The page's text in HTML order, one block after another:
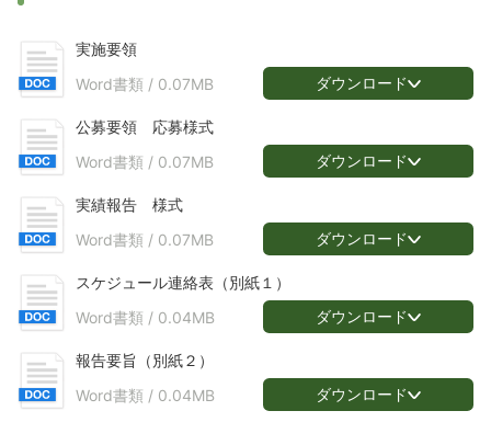
実施要領
Word書類 / 0.07MB ダウンロード
公募要領 応募様式
Word書類 / 0.07MB ダウンロード
実績報告 様式
Word書類 / 0.07MB ダウンロード
スケジュール連絡表（別紙１）
Word書類 / 0.04MB ダウンロード
報告要旨（別紙２）
Word書類 / 0.04MB ダウンロード